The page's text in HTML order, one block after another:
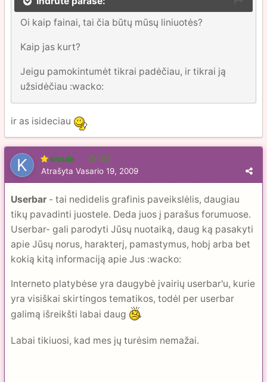
Oi kaip fainai, tai čia būtų mūsų liniuotės?
Kaip jas kurt?
Jeigu pamokintumėt tikrai padėčiau, ir tikrai ją
užsidėčiau :wacko:
ir as isideciau
kicule 104
Atrašyta Vasario 19, 2009
Userbar - tai nedidelis grafinis paveikslėlis, daugiau
tikų pavadinti juostele. Deda juos į parašus forumuose.
Userbar- gali parodyti Jūsų nuotaiką, daug ką pasakyti
apie Jūsų norus, harakterį, pamastymus, hobį arba bet
kokią kitą informaciją apie Jus :wacko:
Interneto platybėse yra daugybė įvairių userbar'u, kurie
yra visiškai skirtingos tematikos, todėl per userbar
galimą išreikšti labai daug
Labai tikiuosi, kad mes jų turėsim nemažai.